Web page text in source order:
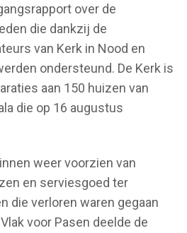
over de
die dankzij de
van Kerk in Nood en
ondersteund. De Kerk is
aan 150 huizen van
die op 16 augustus
weer voorzien van
en serviesgoed ter
die verloren waren gegaan
voor Pasen deelde de